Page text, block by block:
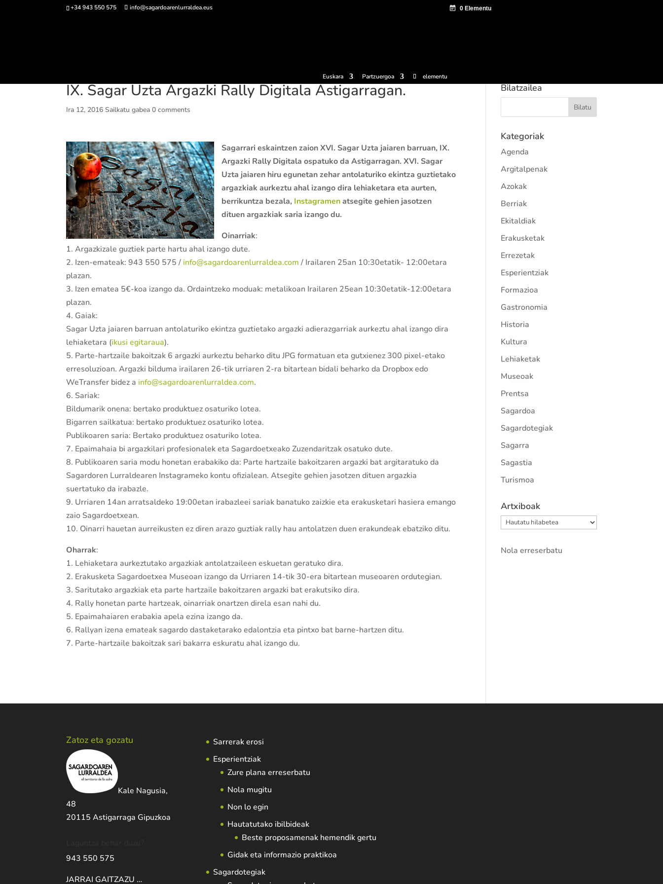
+34 943 550 575 info@sagardoarenlurraldea.eus
Euskara Partzuergoa elementu
IX. Sagar Uzta Argazki Rally Digitala Astigarragan.
Ira 12, 2016 Sailkatu gabea 0 comments
Sagarrari eskaintzen zaion XVI. Sagar Uzta jaiaren barruan, IX.
Argazki Rally Digitala ospatuko da Astigarragan. XVI. Sagar
Uzta jaiaren hiru egunetan zehar antolaturiko ekintza guztietako
argazkiak aurkeztu ahal izango dira lehiaketara eta aurten,
berrikuntza bezala, Instagramenatsegite gehien jasotzen
dituen argazkiak saria izango du.
Oinarriak:
1. Argazkizale guztiek parte hartu ahal izango dute.
2. Izen-emateak: 943 550 575 / info@sagardoarenlurraldea.com / Irailaren 25an 10:30etatik- 12:00etara
plazan.
3. Izen ematea 5€-koa izango da. Ordaintzeko moduak: metalikoan Irailaren 25ean 10:30etatik-12:00etara
plazan.
4. Gaiak:
Sagar Uzta jaiaren barruan antolaturiko ekintza guztietako argazki adierazgarriak aurkeztu ahal izango dira
lehiaketara (ikusi egitaraua).
5. Parte-hartzaile bakoitzak 6 argazki aurkeztu beharko ditu JPG formatuan eta gutxienez 300 pixel-etako
erresoluzioan. Argazki bilduma irailaren 26-tik urriaren 2-ra bitartean bidali beharko da Dropbox edo
WeTransfer bidez a info@sagardoarenlurraldea.com.
6. Sariak:
Bildumarik onena: bertako produktuez osaturiko lotea.
Bigarren sailkatua: bertako produktuez osaturiko lotea.
Publikoaren saria: Bertako produktuez osaturiko lotea.
7. Epaimahaia bi argazkilari profesionalek eta Sagardoetxeako Zuzendaritzak osatuko dute.
8. Publikoaren saria modu honetan erabakiko da: Parte hartzaile bakoitzaren argazki bat argitaratuko da
Sagardoren Lurraldearen Instagrameko kontu ofizialean. Atsegite gehien jasotzen dituen argazkia
suertatuko da irabazle.
9. Urriaren 14an arratsaldeko 19:00etan irabazleei sariak banatuko zaizkie eta erakusketari hasiera emango
zaio Sagardoetxean.
10. Oinarri hauetan aurreikusten ez diren arazo guztiak rally hau antolatzen duen erakundeak ebatziko ditu.
Oharrak:
1. Lehiaketara aurkeztutako argazkiak antolatzaileen eskuetan geratuko dira.
2. Erakusketa Sagardoetxea Museoan izango da Urriaren 14-tik 30-era bitartean museoaren ordutegian.
3. Saritutako argazkiak eta parte hartzaile bakoitzaren argazki bat erakutsiko dira.
4. Rally honetan parte hartzeak, oinarriak onartzen direla esan nahi du.
5. Epaimahaiaren erabakia apela ezina izango da.
6. Rallyan izena emateak sagardo dastaketarako edalontzia eta pintxo bat barne-hartzen ditu.
7. Parte-hartzaile bakoitzak sari bakarra eskuratu ahal izango du.
Bilatzailea
Kategoriak
Agenda
Argitalpenak
Azokak
Berriak
Ekitaldiak
Erakusketak
Errezetak
Esperientziak
Formazioa
Gastronomia
Historia
Kultura
Lehiaketak
Museoak
Prentsa
Sagardoa
Sagardotegiak
Sagarra
Sagastia
Turismoa
Artxiboak
Artxiboak
Nola erreserbatu
Zatoz eta gozatu
Kale Nagusia,
48
20115 Astigarraga Gipuzkoa
943 550 575
JARRAI GAITZAZU …
Sarrerak erosi
Esperientziak
Zure plana erreserbatu
Nola mugitu
Non lo egin
Hautatutako ibilbideak
Beste proposamenak hemendik gertu
Gidak eta informazio praktikoa
Sagardotegiak